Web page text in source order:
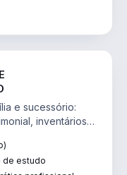
e sucessório:
inventários
de estudo